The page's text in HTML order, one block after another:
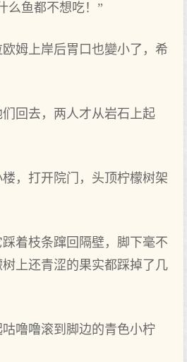
么鱼都不想吃！”
姆上岸后胃口‌也變小了，希
回去‌，两人才从岩石上起
，打开院门，头顶柠檬树架
着枝条蹿回隔壁，脚下‌毫不
上还青涩的果实都踩掉了几
噜噜滚到脚边的青色小柠